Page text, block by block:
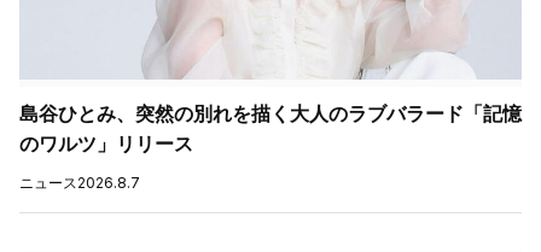
島谷ひとみ、突然の別れを描く大人のラブバラード「記憶
のワルツ」リリース
ニュース2026.8.7